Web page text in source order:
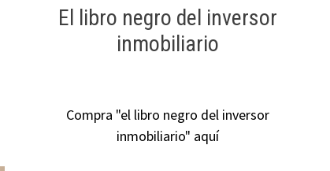
El libro negro del inversor
inmobiliario
Compra "el libro negro del inversor
inmobiliario" aquí